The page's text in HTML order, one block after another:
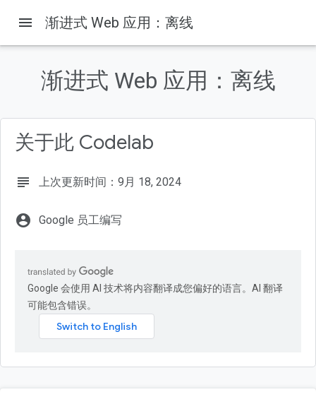
本页内容
学习内容
注意事项
所需条件
menu 渐进式 Web 应用：离线
渐进式 Web 应用：离线
关于此 Codelab
subject 上次更新时间：9月 18, 2024
account_circle Google 员工编写
Google 会使用 AI 技术将内容翻译成您偏好的语言。AI 翻译
可能包含错误。